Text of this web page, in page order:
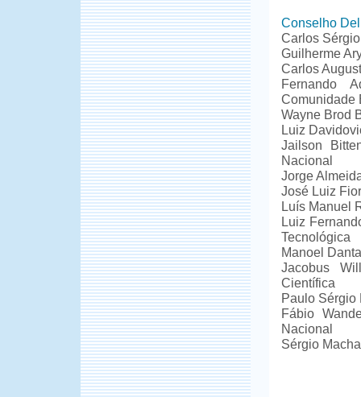
Conselho
Carlos
Guilherme
Carlos
Fernando
Comunidade
Wayne Brod
Luiz
Jailson
Nacional
Jorge
José Luiz
Luís Manuel
Luiz
Tecnológica
Manoel
Jacobus
Científica
Paulo Sérgio
Fábio
Nacional
Sérgio